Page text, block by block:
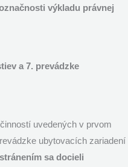
výkladu právnej
a 7. prevádzke
uvedených v prvom
ubytovacích zariadení
sa docieli